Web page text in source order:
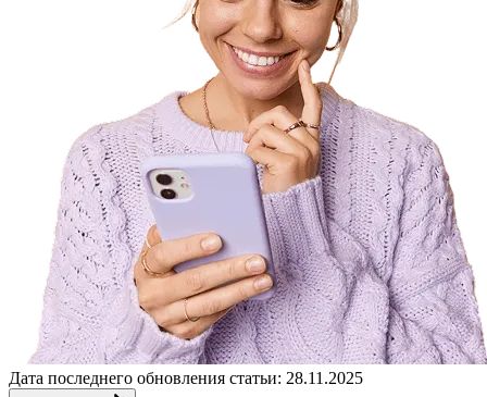
Дата последнего обновления статьи: 28.11.2025